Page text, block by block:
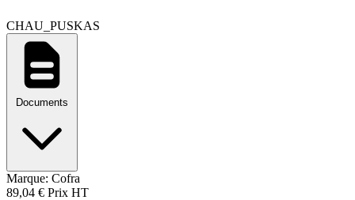
CHAU_PUSKAS
Documents
Marque: Cofra
89,04 € Prix HT